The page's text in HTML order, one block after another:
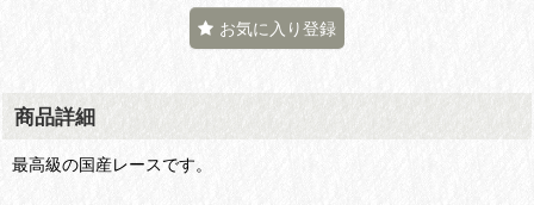
お気に入り登録
商品詳細
最高級の国産レースです。